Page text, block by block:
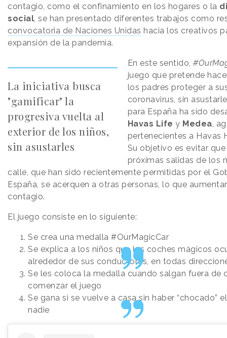
contagio, como el confinamiento en los hogares o la
social, se han presentado diferentes trabajos como
convocatoria de Naciones Unidas hacia los creativos
expansión de la pandemia.
La iniciativa busca
"gamificar" la
progresiva vuelta al
exterior de los niños,
sin asustarles
En este sentido,
juego que pretende
los padres proteger a
coronavirus, sin
para España ha sido
Havas Life y Medea,
pertenecientes a Havas
Su objetivo es evitar
próximas salidas de los
calle, que han sido recientemente permitidas por el
España, se acerquen a otras personas, lo que
contagio.
El juego consiste en lo siguiente:
Se crea una medalla #OurMagicCar
Se explica a los niños que los coches mágicos
alrededor de sus conductores, en todas
Se les coloca la medalla cuando salgan fuera de
comenzar el juego
Se gana si se vuelve a casa sin haber “chocado”
nadie